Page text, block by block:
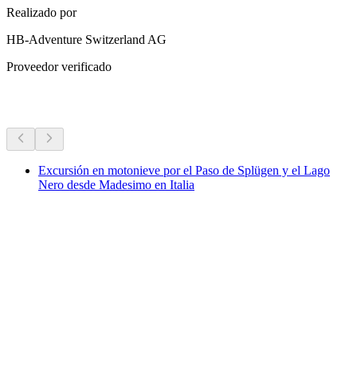
Realizado por
HB-Adventure Switzerland AG
Proveedor verificado
Excursión en motonieve por el Paso de Splügen y el Lago
Nero desde Madesimo en Italia